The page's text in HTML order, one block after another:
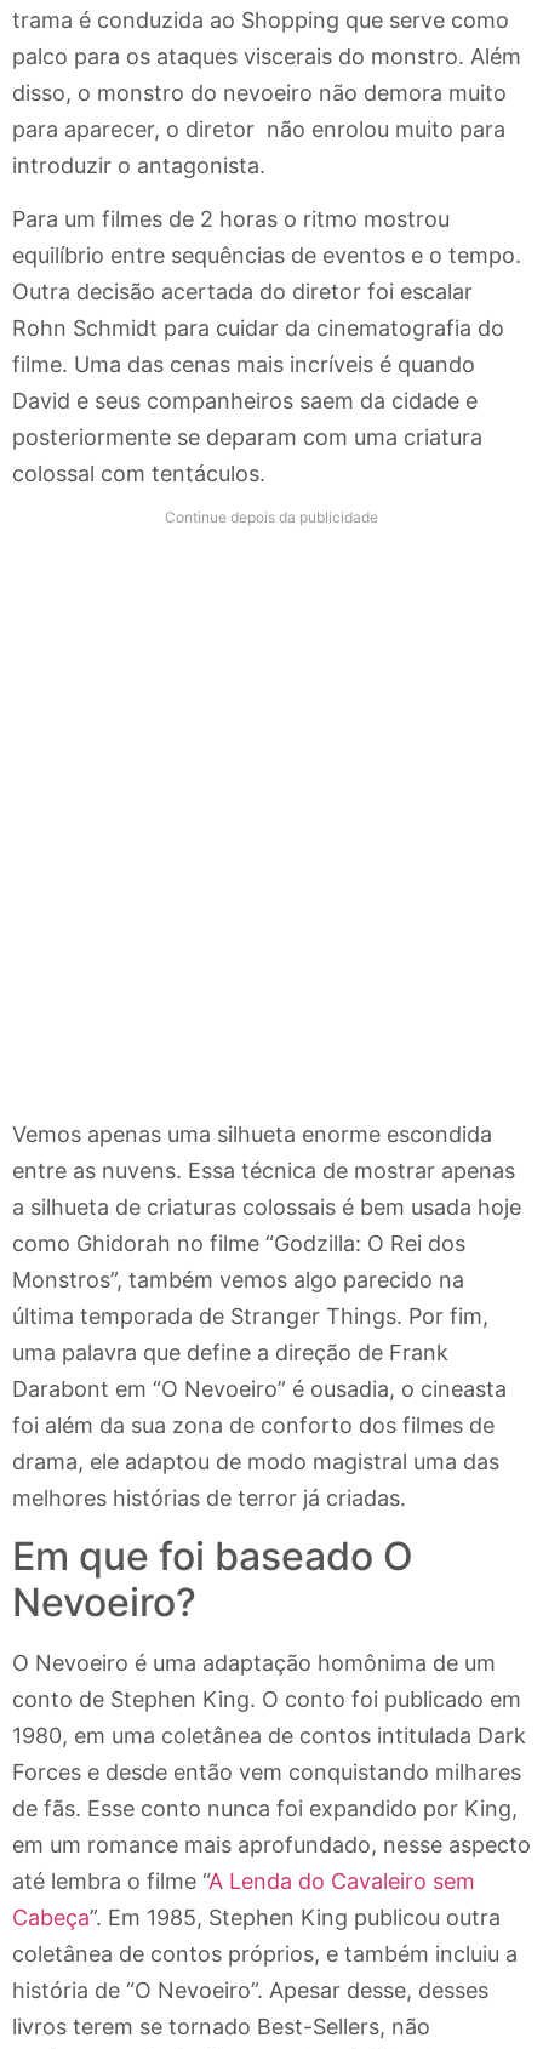
trama é conduzida ao Shopping que serve como
palco para os ataques viscerais do monstro. Além
disso, o monstro do nevoeiro não demora muito
para aparecer, o diretor não enrolou muito para
introduzir o antagonista.
Para um filmes de 2 horas o ritmo mostrou
equilíbrio entre sequências de eventos e o tempo.
Outra decisão acertada do diretor foi escalar
Rohn Schmidt para cuidar da cinematografia do
filme. Uma das cenas mais incríveis é quando
David e seus companheiros saem da cidade e
posteriormente se deparam com uma criatura
colossal com tentáculos.
Continue depois da publicidade
Vemos apenas uma silhueta enorme escondida
entre as nuvens. Essa técnica de mostrar apenas
a silhueta de criaturas colossais é bem usada hoje
como Ghidorah no filme “Godzilla: O Rei dos
Monstros”, também vemos algo parecido na
última temporada de Stranger Things. Por fim,
uma palavra que define a direção de Frank
Darabont em “O Nevoeiro” é ousadia, o cineasta
foi além da sua zona de conforto dos filmes de
drama, ele adaptou de modo magistral uma das
melhores histórias de terror já criadas.
Em que foi baseado O
Nevoeiro?
O Nevoeiro é uma adaptação homônima de um
conto de Stephen King. O conto foi publicado em
1980, em uma coletânea de contos intitulada Dark
Forces e desde então vem conquistando milhares
de fãs. Esse conto nunca foi expandido por King,
em um romance mais aprofundado, nesse aspecto
até lembra o filme “A Lenda do Cavaleiro sem
Cabeça”. Em 1985, Stephen King publicou outra
coletânea de contos próprios, e também incluiu a
história de “O Nevoeiro”. Apesar desse, desses
livros terem se tornado Best-Sellers, não